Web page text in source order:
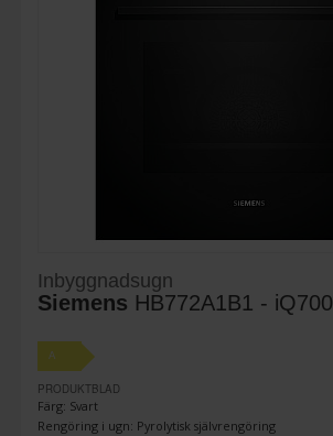
Inbyggnadsugn
Siemens HB772A1B1 - iQ700
A
PRODUKTBLAD
Färg: Svart
Rengöring i ugn: Pyrolytisk självrengöring